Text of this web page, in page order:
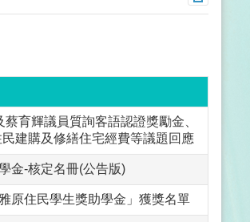
育輝議員質詢客語認證獎勵金、
建購及修繕住宅經費等議題回應
金-核定名冊(公告版)
原住民學生獎助學金」獲獎名單